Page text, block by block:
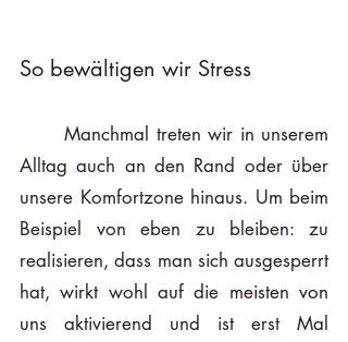
So bewältigen wir Stress
	Manchmal treten wir in unserem
Alltag auch an den Rand oder über
unsere Komfortzone hinaus. Um beim
Beispiel von eben zu bleiben: zu
realisieren, dass man sich ausgesperrt
hat, wirkt wohl auf die meisten von
uns aktivierend und ist erst Mal